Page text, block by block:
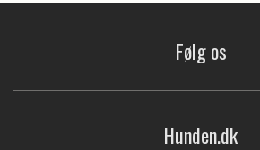
Følg os
Hunden.dk